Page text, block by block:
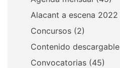
Alacant a escena 2022
Concursos (2)
Contenido descargable
Convocatorias (45)